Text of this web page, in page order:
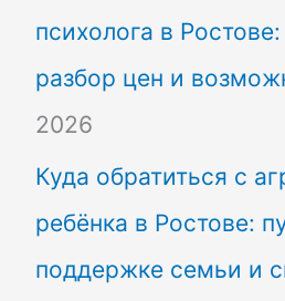
психолога в
разбор цен и
2026
Куда обратиться с
ребёнка в Ростове:
поддержке семьи и